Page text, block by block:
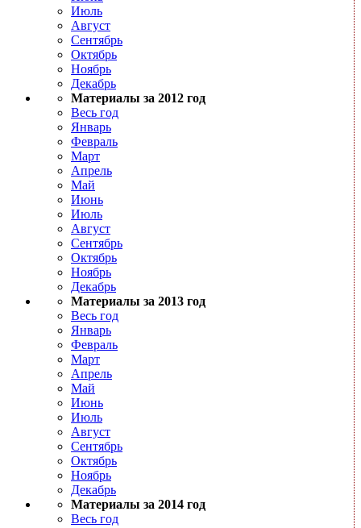
Июль
Август
Сентябрь
Октябрь
Ноябрь
Декабрь
Материалы за 2012 год
Весь год
Январь
Февраль
Март
Апрель
Май
Июнь
Июль
Август
Сентябрь
Октябрь
Ноябрь
Декабрь
Материалы за 2013 год
Весь год
Январь
Февраль
Март
Апрель
Май
Июнь
Июль
Август
Сентябрь
Октябрь
Ноябрь
Декабрь
Материалы за 2014 год
Весь год